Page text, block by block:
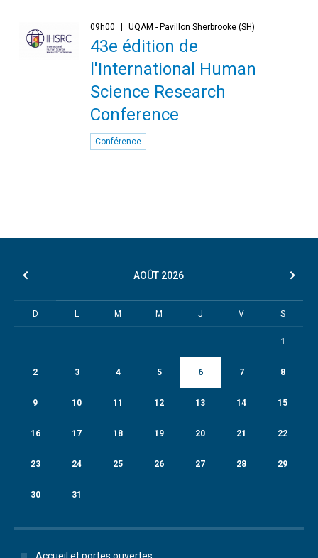
09h00 UQAM - Pavillon Sherbrooke (SH)
43e édition de
l'International Human
Science Research
Conference
Conférence
AOÛT 2026
D L M M J V S
1
2 3 4 5 6 7 8
9 10 11 12 13 14 15
16 17 18 19 20 21 22
23 24 25 26 27 28 29
30 31